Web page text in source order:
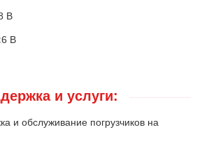
В
6 В
и услуги:
и обслуживание погрузчиков на